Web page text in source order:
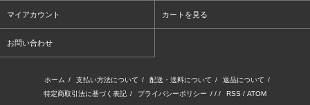
マイアカウント カートを見る
お問い合わせ
ホーム / 支払い方法について / 配送・送料について / 返品について /
特定商取引法に基づく表記 / プライバシーポリシー / / / RSS / ATOM